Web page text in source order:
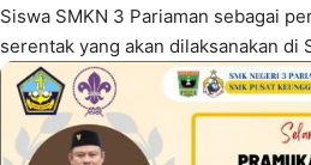
Siswa SMKN 3 Pariaman sebagai
serentak yang akan dilaksanakan di